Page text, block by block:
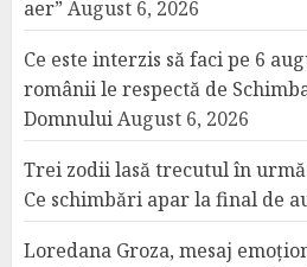
aer” August 6, 2026
Ce este interzis să faci pe 6
românii le respectă de
DomnuluiAugust 6, 2026
Trei zodii lasă trecutul în urmă
Ce schimbări apar la final de
Loredana Groza, mesaj